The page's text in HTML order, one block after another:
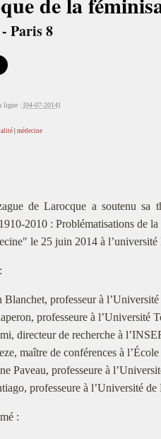
Paris 8
ligne : [04-07-2014]
| médecine
de Larocque a soutenu sa
2010 : Problématisations de
le 25 juin 2014 à
Blanchet, professeur à
professeure à l’Université
directeur de recherche à
maître de conférences à
Paveau, professeure à
professeure à l’Université de
: